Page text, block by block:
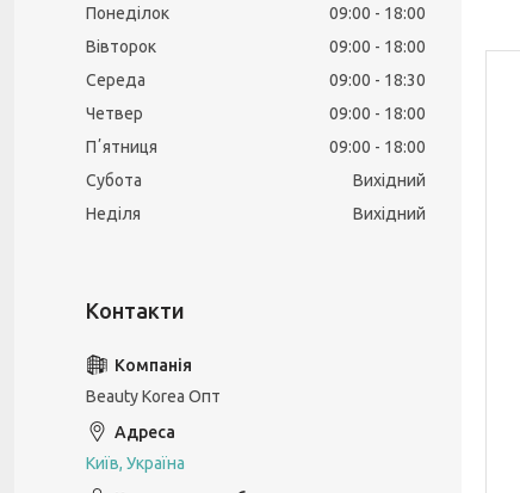
Понеділок 09:00
18:00
Вівторок
09:00
18:00
Середа
09:00
18:30
Четвер
09:00
18:00
Пʼятниця
09:00
18:00
Субота
Вихідний
Неділя
Вихідний
Beauty Korea Опт
Київ, Україна